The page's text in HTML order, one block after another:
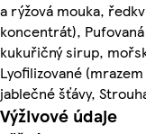
a rýžová mouka,
koncentrát),
kukuřičný sirup,
Lyofilizované
jablečné šťávy,
Výživové údaje